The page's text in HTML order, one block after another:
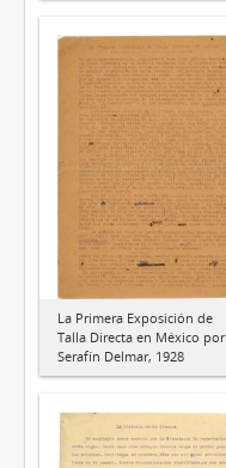
La Primera Exposición de
Talla Directa en México por
Serafín Delmar, 1928